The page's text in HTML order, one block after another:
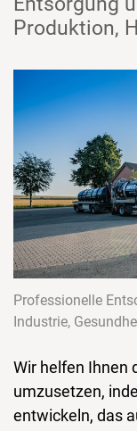
Produktion,
Professionelle
Industrie,
Wir helfen Ihnen
umzusetzen,
entwickeln, das